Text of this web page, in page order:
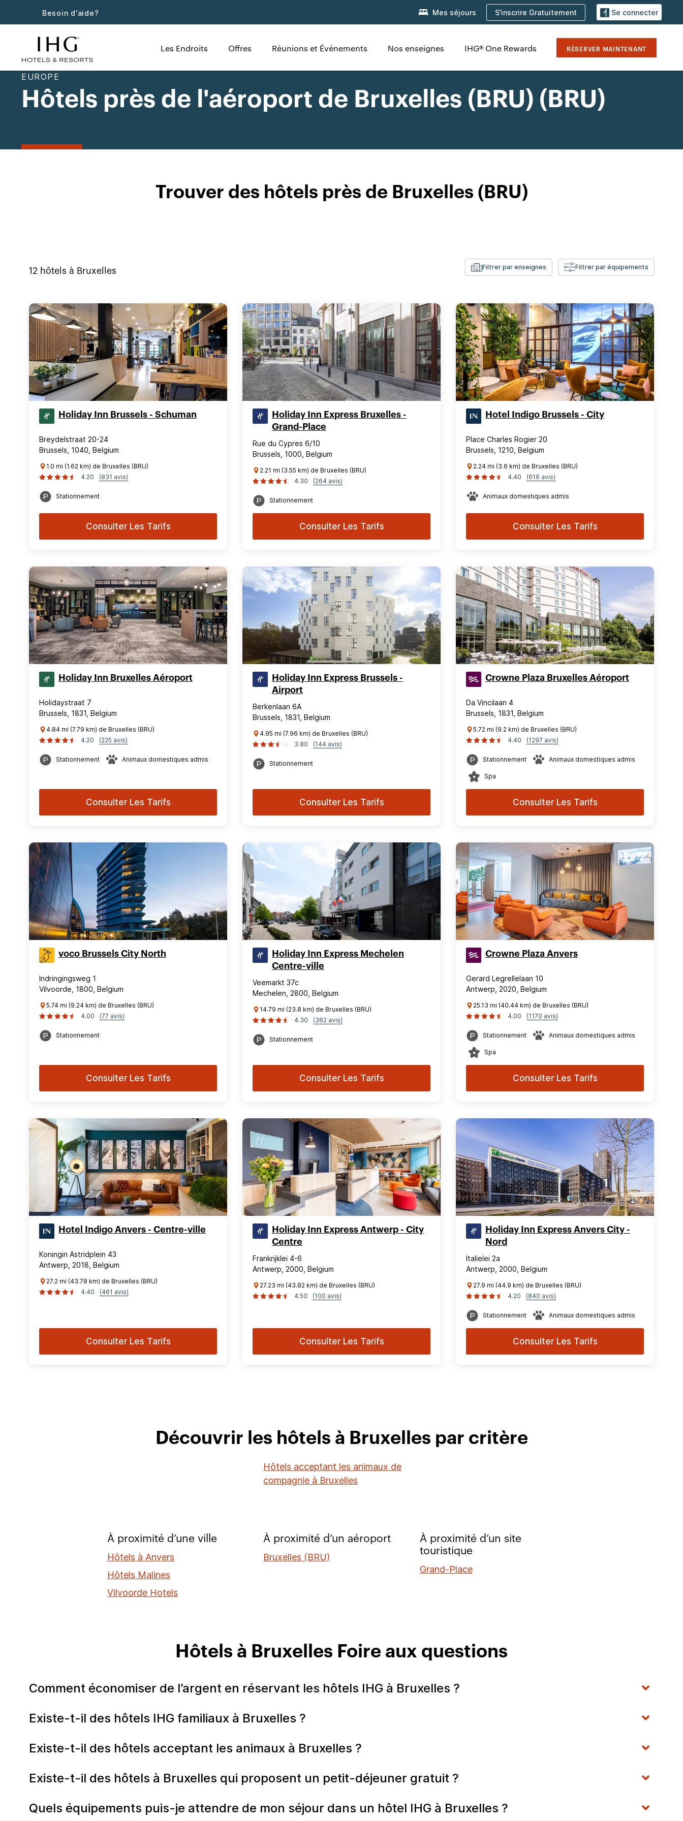
Besoin d'aide? Mes séjours S'inscrire Gratuitement Se connecter
Les Endroits Offres Réunions et Événements Nos enseignes IHG® One Rewards RÉSERVER MAINTENANT
EUROPE
Hôtels près de l'aéroport de Bruxelles (BRU) (BRU)
Trouver des hôtels près de Bruxelles (BRU)
12 hôtels à Bruxelles Filtrer par enseignes Filtrer par équipements
Holiday Inn Brussels - Schuman
Breydelstraat 20-24
Brussels, 1040, Belgium
1.0 mi (1.62 km) de Bruxelles (BRU)
4.20
(831 avis)
Stationnement
Consulter Les Tarifs
Holiday Inn Express Bruxelles -
Grand-Place
Rue du Cypres 6/10
Brussels, 1000, Belgium
2.21 mi (3.55 km) de Bruxelles (BRU)
4.30
(264 avis)
Stationnement
Consulter Les Tarifs
Hotel Indigo Brussels - City
Place Charles Rogier 20
Brussels, 1210, Belgium
2.24 mi (3.6 km) de Bruxelles (BRU)
4.40
(616 avis)
Animaux domestiques admis
Consulter Les Tarifs
Holiday Inn Bruxelles Aéroport
Holidaystraat 7
Brussels, 1831, Belgium
4.84 mi (7.79 km) de Bruxelles (BRU)
4.20
(225 avis)
Stationnement Animaux domestiques admis
Consulter Les Tarifs
Holiday Inn Express Brussels -
Airport
Berkenlaan 6A
Brussels, 1831, Belgium
4.95 mi (7.96 km) de Bruxelles (BRU)
3.80
(144 avis)
Stationnement
Consulter Les Tarifs
Crowne Plaza Bruxelles Aéroport
Da Vincilaan 4
Brussels, 1831, Belgium
5.72 mi (9.2 km) de Bruxelles (BRU)
4.40
(1297 avis)
Stationnement Animaux domestiques admis
Spa
Consulter Les Tarifs
voco Brussels City North
Indringingsweg 1
Vilvoorde, 1800, Belgium
5.74 mi (9.24 km) de Bruxelles (BRU)
4.00
(77 avis)
Stationnement
Consulter Les Tarifs
Holiday Inn Express Mechelen
Centre-ville
Veemarkt 37c
Mechelen, 2800, Belgium
14.79 mi (23.8 km) de Bruxelles (BRU)
4.30
(362 avis)
Stationnement
Consulter Les Tarifs
Crowne Plaza Anvers
Gerard Legrellelaan 10
Antwerp, 2020, Belgium
25.13 mi (40.44 km) de Bruxelles (BRU)
4.00
(1170 avis)
Stationnement Animaux domestiques admis
Spa
Consulter Les Tarifs
Hotel Indigo Anvers - Centre-ville
Koningin Astridplein 43
Antwerp, 2018, Belgium
27.2 mi (43.78 km) de Bruxelles (BRU)
4.40
(461 avis)
Consulter Les Tarifs
Holiday Inn Express Antwerp - City
Centre
Frankrijklei 4-6
Antwerp, 2000, Belgium
27.23 mi (43.82 km) de Bruxelles (BRU)
4.50
(100 avis)
Consulter Les Tarifs
Holiday Inn Express Anvers City -
Nord
Italielei 2a
Antwerp, 2000, Belgium
27.9 mi (44.9 km) de Bruxelles (BRU)
4.20
(840 avis)
Stationnement Animaux domestiques admis
Consulter Les Tarifs
Découvrir les hôtels à Bruxelles par critère
Hôtels acceptant les animaux de
compagnie à Bruxelles
À proximité d’une ville
Hôtels à Anvers
Hôtels Malines
Vilvoorde Hotels
À proximité d’un aéroport
Bruxelles (BRU)
À proximité d’un site
touristique
Grand-Place
Hôtels à Bruxelles Foire aux questions
Comment économiser de l’argent en réservant les hôtels IHG à Bruxelles ?
Existe-t-il des hôtels IHG familiaux à Bruxelles ?
Existe-t-il des hôtels acceptant les animaux à Bruxelles ?
Existe-t-il des hôtels à Bruxelles qui proposent un petit-déjeuner gratuit ?
Quels équipements puis-je attendre de mon séjour dans un hôtel IHG à Bruxelles ?